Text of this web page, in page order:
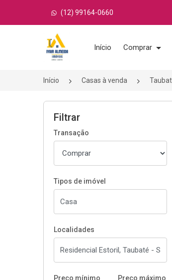
(12) 99164-0660
Página inicial
Início Comprar
Início Casas à venda
Filtrar
Transação
Tipos de imóvel
Localidades
Preço mínimo Preço máximo